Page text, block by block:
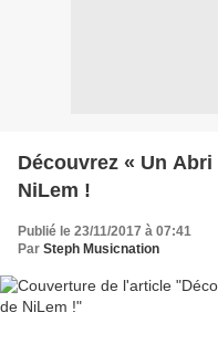
Découvrez « Un Abri
NiLem !
Publié le 23/11/2017 à 07:41
Par Steph Musicnation